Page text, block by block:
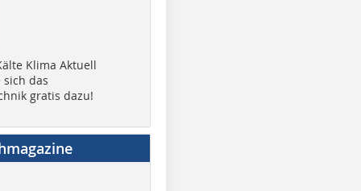
Klima Aktuell
sich das
gratis dazu!